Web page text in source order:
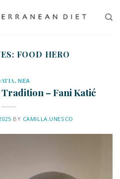
FOOD HERO
,ΝΕΑ
– Fani Katić
BY CAMILLA.UNESCO